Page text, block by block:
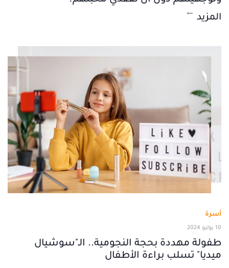
المزيد
أسرة
10 يوليو 2024
طفولة مهددة بحجة النجومية.. الـ"سوشيال
ميديا" تسلب براءة الأطفال